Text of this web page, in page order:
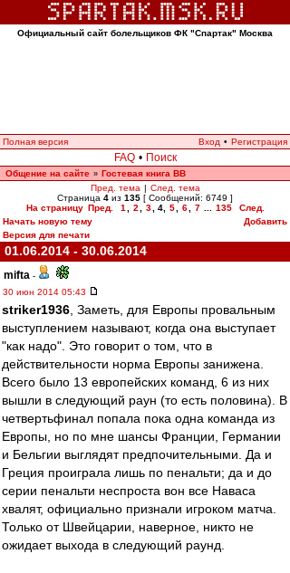
Официальный сайт болельщиков ФК "Спартак" Москва
Полная версия Вход • Регистрация
FAQ • Поиск
Общение на сайте » Гостевая книга ВВ
Пред. тема | След. тема
Страница 4 из 135 [ Сообщений: 6749 ]
На страницу Пред. 1 2 3 4, 5 6 7 135
След.
Начать новую тему
Добавить
Версия для печати
01.06.2014 - 30.06.2014
mifta -
30 июн 2014 05:43
striker1936 , Заметь, для Европы провальным
выступлением называют, когда она выступает
"как надо". Это говорит о том, что в
действительности норма Европы занижена.
Всего было 13 европейских команд, 6 из них
вышли в следующий раун (то есть половина). В
четвертьфинал попала пока одна команда из
Европы, но по мне шансы Франции, Германии
и Бельгии выглядят предпочительными. Да и
Греция проиграла лишь по пенальти; да и до
серии пенальти неспроста вон все Наваса
хвалят, официально признали игроком матча.
Только от Швейцарии, наверное, никто не
ожидает выхода в следующий раунд.